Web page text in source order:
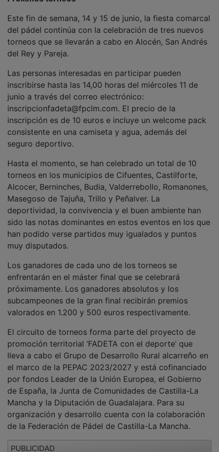
del pádel continúa con la celebración de tres nuevos
torneos que se llevarán a cabo en Alocén, San Andrés
del Rey y Pareja.
inscribirse hasta las 14,00 horas del miércoles 11 de
junio a través del correo electrónico:
inscripcionfadeta@fpclm.com. El precio de la
inscripción es de 10 euros e incluye un welcome pack
consistente en una camiseta y agua, además del
seguro deportivo.
torneos en los municipios de Cifuentes, Castilforte,
Alcocer, Berninches, Budia, Valderrebollo, Romanones,
Masegoso de Tajuña, Trillo y Peñalver. La
deportividad, la convivencia y el buen ambiente han
sido las notas dominantes en estos eventos en los que
han podido verse partidos muy igualados y puntos
muy disputados.
enfrentarán en el máster final que se celebrará
próximamente. Los ganadores absolutos y los
subcampeones de la gran final recibirán premios
valorados en 1.200 y 500 euros respectivamente.
promoción territorial ‘FADETA con el deporte’ que
lleva a cabo el Grupo de Desarrollo Rural alcarreño en
el marco de la PEPAC 2023/2027 y está cofinanciado
por fondos Leader de la Unión Europea, el Gobierno
de España, la Junta de Comunidades de Castilla-La
Mancha y la Diputación de Guadalajara. Para su
organización y desarrollo cuenta con la colaboración
de la Federación de Pádel de Castilla-La Mancha.